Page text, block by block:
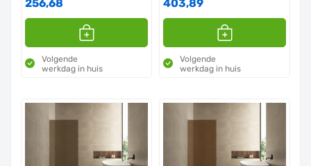
256,68
Volgende
werkdag in huis
403,89
Volgende
werkdag in huis